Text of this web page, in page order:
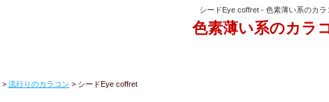
シードEye coffret - 色素薄い系のカラ
色素薄い系のカラ
> 流行りのカラコン > シードEye coffret